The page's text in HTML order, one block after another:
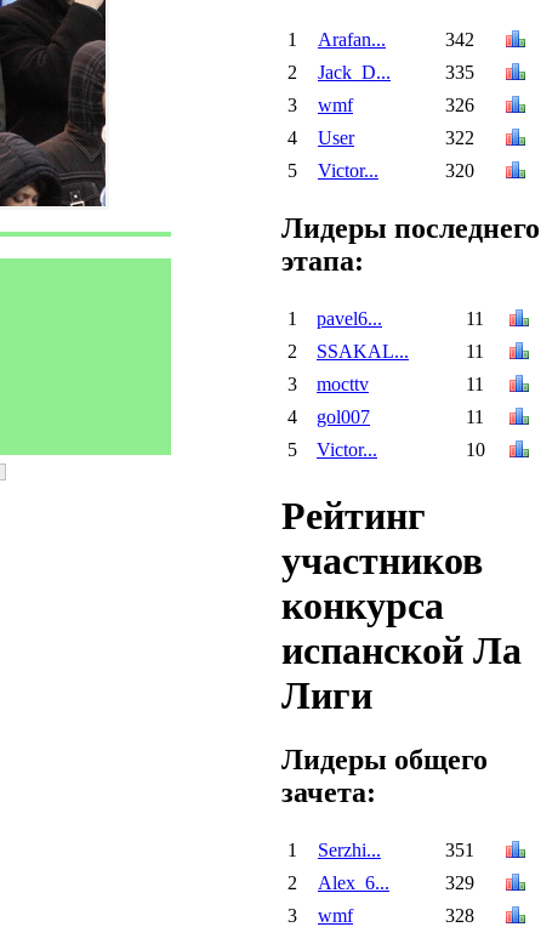
1 Arafan...
342
2
Jack_D...
335
3
wmf
326
4
User
322
5
Victor... 320
Лидеры последнего
этапа:
1 pavel6...
11
2
SSAKAL...
11
3
mocttv
11
4
gol007
11
5
Victor... 10
Рейтинг
участников
конкурса
испанской Ла
Лиги
Лидеры общего
зачета:
1 Serzhi...
351
2
Alex_6...
329
3
wmf 328